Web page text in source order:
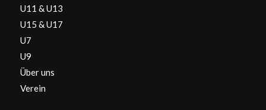
U11 & U13
U15 & U17
U7
U9
Über uns
Verein